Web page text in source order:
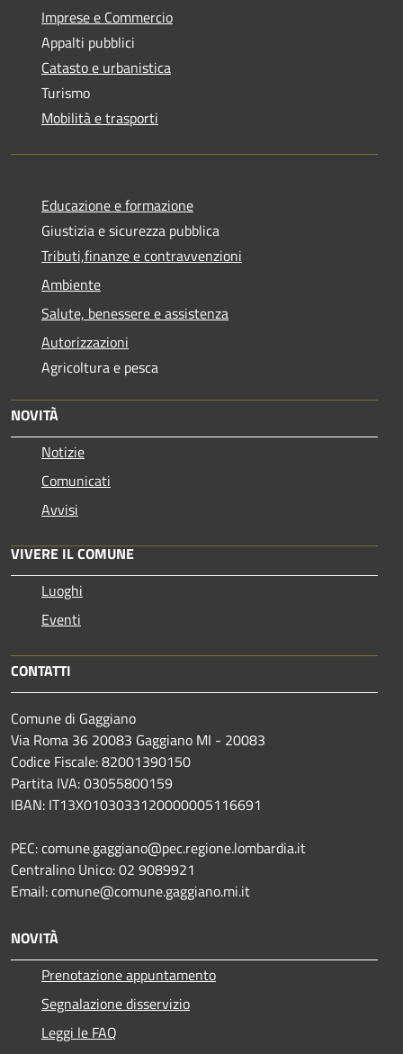
Imprese e Commercio
Appalti pubblici
Catasto e urbanistica
Turismo
Mobilità e trasporti
Educazione e formazione
Giustizia e sicurezza pubblica
Tributi,finanze e contravvenzioni
Ambiente
Salute, benessere e assistenza
Autorizzazioni
Agricoltura e pesca
NOVITÀ
Notizie
Comunicati
Avvisi
VIVERE IL COMUNE
Luoghi
Eventi
CONTATTI
Comune di Gaggiano
Via Roma 36 20083 Gaggiano MI - 20083
Codice Fiscale: 82001390150
Partita IVA: 03055800159
IBAN: IT13X0103033120000005116691
PEC: comune.gaggiano@pec.regione.lombardia.it
Centralino Unico: 02 9089921
Email: comune@comune.gaggiano.mi.it
NOVITÀ
Prenotazione appuntamento
Segnalazione disservizio
Leggi le FAQ